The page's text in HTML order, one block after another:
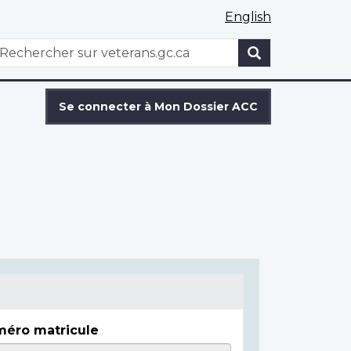
English
WxT
Se connecter à Mon Dossier ACC
matricule